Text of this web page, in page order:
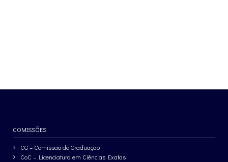
COMISSÕES
CG – Comissão de Graduação
CoC – Licenciatura em Ciências Exatas